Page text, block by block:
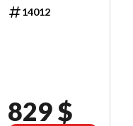
14012
829 $